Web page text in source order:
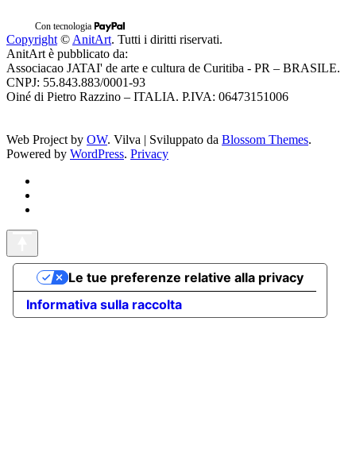
Con tecnologia
Copyright © AnitArt. Tutti i diritti riservati.
AnitArt è pubblicato da:
Associacao JATAI' de arte e cultura de Curitiba - PR – BRASILE.
CNPJ: 55.843.883/0001-93
Oiné di Pietro Razzino – ITALIA. P.IVA: 06473151006
Web Project by OW. Vilva | Sviluppato da Blossom Themes.
Powered by WordPress. Privacy
Informativa sulla raccolta
Le tue preferenze relative alla privacy